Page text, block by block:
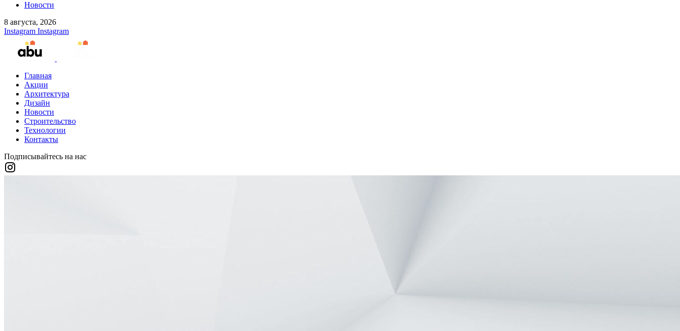
Новости
8 августа, 2026
Instagram Instagram
Главная
Акции
Архитектура
Дизайн
Новости
Строительство
Технологии
Контакты
Подписывайтесь на нас